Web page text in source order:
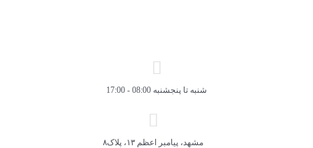
شنبه تا پنجشنبه 08:00 - 17:00
مشهد، پیامبر اعظم ۱۳، پلاک۸